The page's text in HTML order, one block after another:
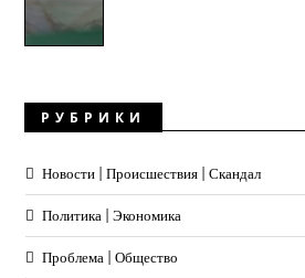
РУБРИКИ
Новости | Происшествия | Скандал
Политика | Экономика
Проблема | Общество